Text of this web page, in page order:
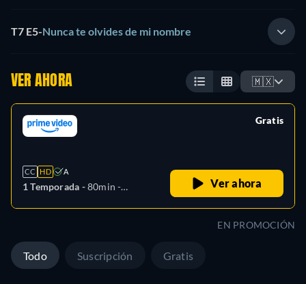
T7 E5-Nunca te olvides de mi nombre
VER AHORA 🇲🇽
CC HD A
1 Temporada -80min -
Gratis
Ver ahora
EN PROMOCIÓN
Todo Suscripción Gratis